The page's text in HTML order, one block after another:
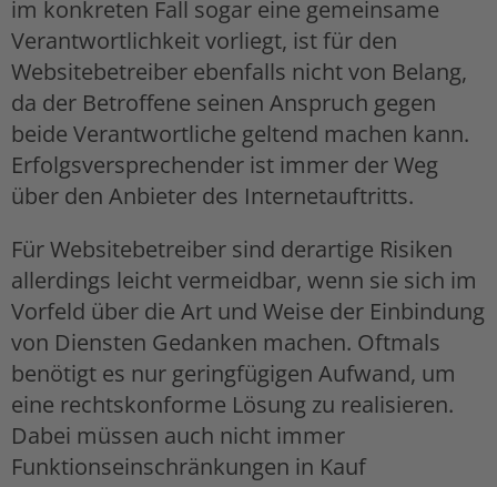
im konkreten Fall sogar eine gemeinsame
Verantwortlichkeit vorliegt, ist für den
Websitebetreiber ebenfalls nicht von Belang,
da der Betroffene seinen Anspruch gegen
beide Verantwortliche geltend machen kann.
Erfolgsversprechender ist immer der Weg
über den Anbieter des Internetauftritts.
Für Websitebetreiber sind derartige Risiken
allerdings leicht vermeidbar, wenn sie sich im
Vorfeld über die Art und Weise der Einbindung
von Diensten Gedanken machen. Oftmals
benötigt es nur geringfügigen Aufwand, um
eine rechtskonforme Lösung zu realisieren.
Dabei müssen auch nicht immer
Funktionseinschränkungen in Kauf